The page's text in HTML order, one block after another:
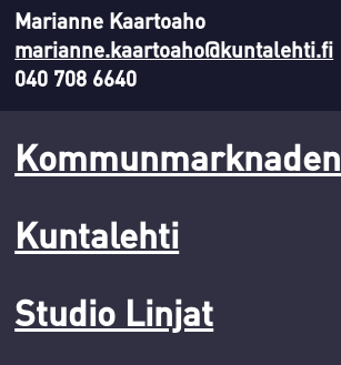
Marianne Kaartoaho
marianne.kaartoaho@kuntalehti.fi
040 708 6640
Kommunmarknaden
Kuntalehti
Studio Linjat